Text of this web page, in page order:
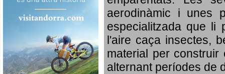
aerodinàmic i unes
especialitzada que li
l'aire caça insectes,
material per
alternant períodes de